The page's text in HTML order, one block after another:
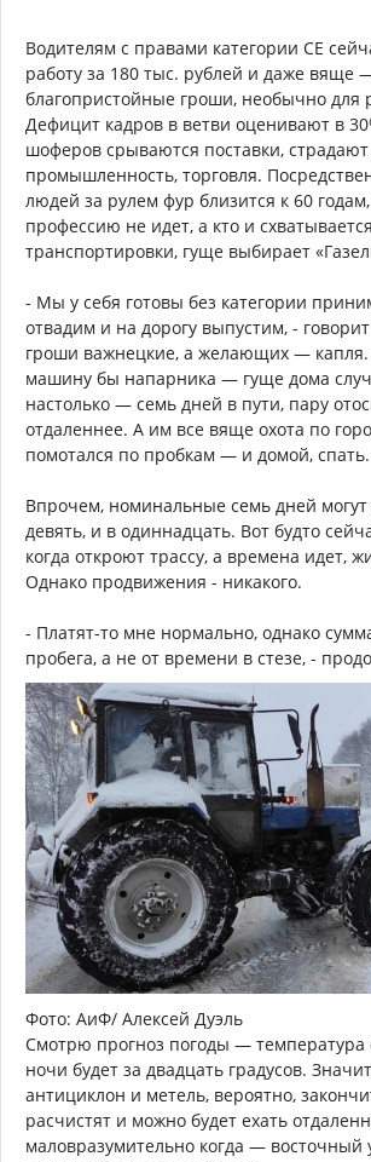
Водителям с правами категории СЕ
работу за 180 тыс. рублей и даже вяще
благопристойные гроши, необычно для
Дефицит кадров в ветви оценивают в
шоферов срываются поставки, страдают
промышленность, торговля.
людей за рулем фур близится к 60
профессию не идет, а кто и
транспортировки, гуще выбирает
- Мы у себя готовы без категории
отвадим и на дорогу выпустим, -
гроши важнецкие, а желающих —
машину бы напарника — гуще дома
настолько — семь дней в пути, пару
отдаленнее. А им все вяще охота по
помотался по пробкам — и домой, спать.
Впрочем, номинальные семь дней могут
девять, и в одиннадцать. Вот будто
когда откроют трассу, а времена идет,
Однако продвижения - никакого.
- Платят-то мне нормально, однако
пробега, а не от времени в стезе, -
Фото: АиФ/ Алексей Дуэль
Смотрю прогноз погоды — температура
ночи будет за двадцать градусов.
антициклон и метель, вероятно,
расчистят и можно будет ехать
маловразумительно когда — восточный